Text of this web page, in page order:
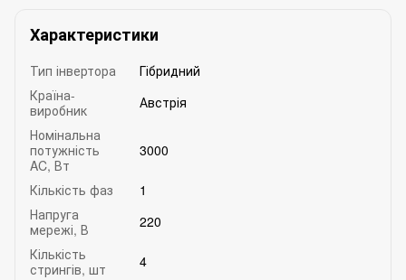
Характеристики
Тип інвертора
Гібридний
Країна-
виробник
Австрія
Номінальна
потужність
AC, Вт
3000
Кількість фаз
1
Напруга
мережі, В
220
Кількість
стрингів, шт
4